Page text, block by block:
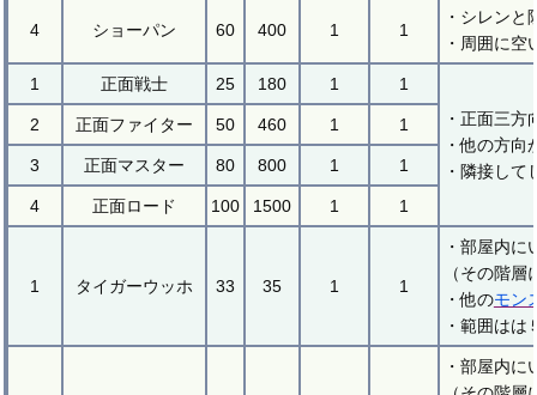
4 ショーパン 60 400 1 1
・シレン
・周囲に
1 正面戦士 25 180 1
1
・正面三
・他の方
・隣接し
2 正面ファイター 50 460 1 1
3 正面マスター 80 800 1 1
4 正面ロード 100 1500 1 1
1 タイガーウッホ 33 35 1 1
・部屋内に
（その階層
・他のモン
・範囲は
・部屋内に